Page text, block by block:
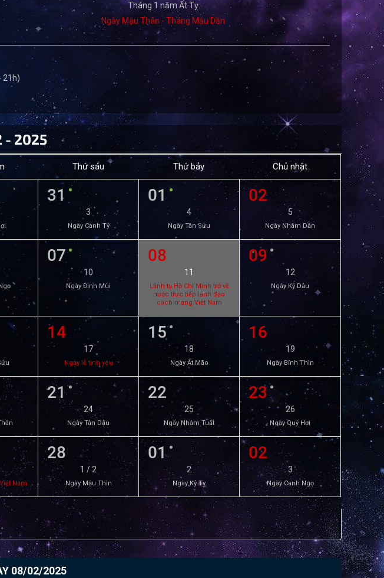
Tháng 1 năm Ất Tỵ
Ngày Mậu Thân - Tháng Mậu Dần
21h)
- 2025
Thứ sáu Thứ bảy Chủ nhật
31
3
Ngày Canh Tý
01
4
Ngày Tân Sửu
02
5
Ngày Nhâm Dần
07
10
Ngày Đinh Mùi
08
11
Lãnh tụ Hồ Chí Minh trở về
nước trực tiếp lãnh đạo
cách mạng Việt Nam
09
12
Ngày Kỷ Dậu
14
17
Ngày lễ tình yêu
15
18
Ngày Ất Mão
16
19
Ngày Bính Thìn
21
24
Ngày Tân Dậu
22
25
Ngày Nhâm Tuất
23
26
Ngày Quý Hợi
Nam
28
1 / 2
Ngày Mậu Thìn
01
2
Ngày Kỷ Tỵ
02
3
Ngày Canh Ngọ
08/02/2025